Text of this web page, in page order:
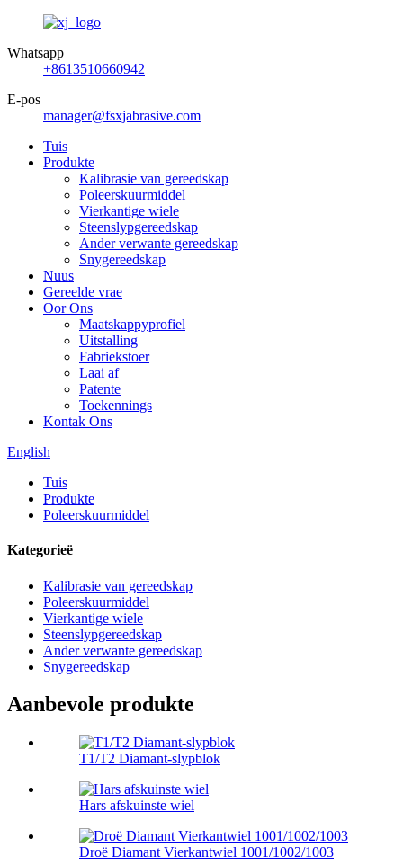
Whatsapp
+8613510660942
E-pos
manager@fsxjabrasive.com
Tuis
Produkte
Kalibrasie van gereedskap
Poleerskuurmiddel
Vierkantige wiele
Steenslypgereedskap
Ander verwante gereedskap
Snygereedskap
Nuus
Gereelde vrae
Oor Ons
Maatskappyprofiel
Uitstalling
Fabriekstoer
Laai af
Patente
Toekennings
Kontak Ons
English
Tuis
Produkte
Poleerskuurmiddel
Kategorieë
Kalibrasie van gereedskap
Poleerskuurmiddel
Vierkantige wiele
Steenslypgereedskap
Ander verwante gereedskap
Snygereedskap
Aanbevole produkte
T1/T2 Diamant-slypblok
Hars afskuinste wiel
Droë Diamant Vierkantwiel 1001/1002/1003